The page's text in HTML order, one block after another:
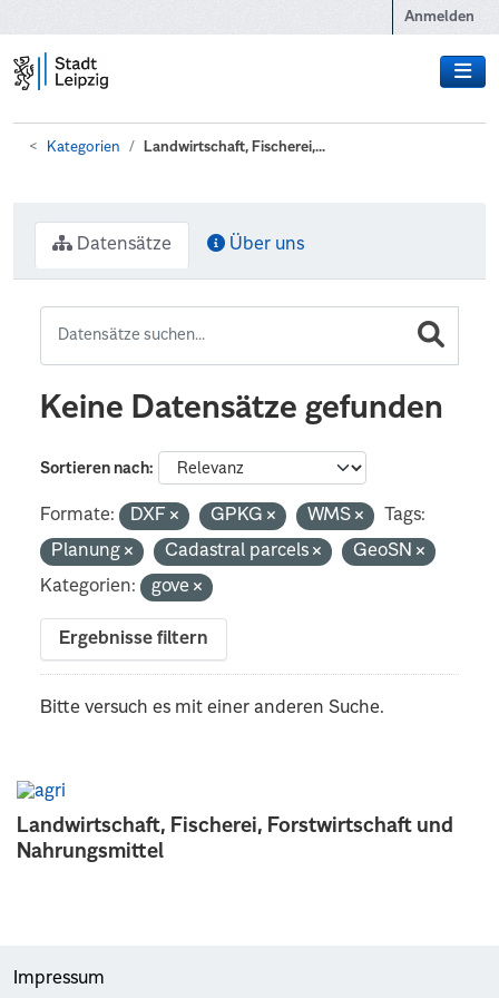
Anmelden
Kategorien Landwirtschaft, Fischerei,...
Landwirtschaft, Fischerei, Forstwirtschaft und
Nahrungsmittel
Datensätze Über uns
Keine Datensätze gefunden
Sortieren nach
Formate: DXF GPKG WMS
Tags:
Planung
Cadastral parcels
GeoSN
Kategorien:
gove
Ergebnisse filtern
Bitte versuch es mit einer anderen Suche.
Impressum